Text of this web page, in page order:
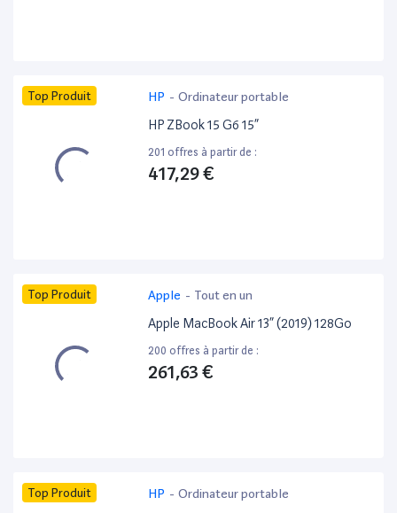
Top Produit HP - Ordinateur portable
HP ZBook 15 G6 15”
201 offres à partir de :
417,29 €
Top Produit Apple - Tout en un
Apple MacBook Air 13” (2019) 128Go
200 offres à partir de :
261,63 €
Top Produit HP - Ordinateur portable